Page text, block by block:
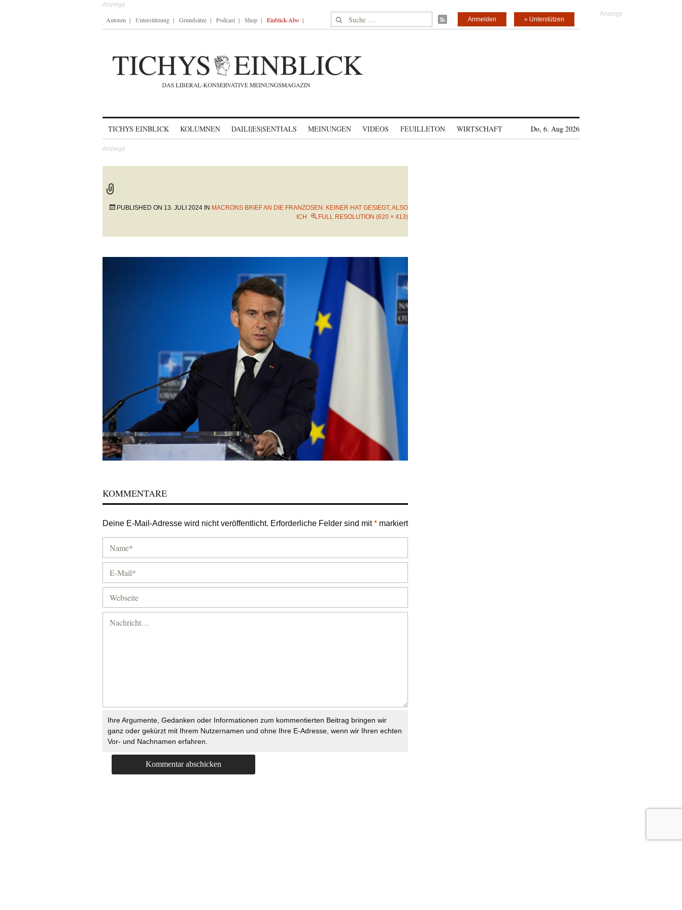
Autoren Unterstützung Grundsätze Podcast Shop Einblick-Abo Suche nach: » Unterstützen
Anmelden
TICHYS EINBLICK KOLUMNEN DAILI|ES|SENTIALS MEINUNGEN VIDEOS FEUILLETON WIRTSCHAFT Do, 6. Aug 2026
PUBLISHED ON 13. JULI 2024 IN MACRONS BRIEF AN DIE FRANZOSEN: KEINER HAT GESIEGT, ALSO
ICH
FULL RESOLUTION (620 × 413)
KOMMENTARE
Deine E-Mail-Adresse wird nicht veröffentlicht. Erforderliche Felder sind mit* markiert
Ihre Argumente, Gedanken oder Informationen zum kommentierten Beitrag bringen wir
ganz oder gekürzt mit Ihrem Nutzernamen und ohne Ihre E-Adresse, wenn wir Ihren echten
Vor- und Nachnamen erfahren.